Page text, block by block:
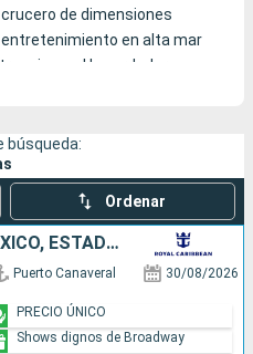
de dimensiones
en alta mar
Un verdadero
el Star of the Seas
crucero inolvidable para toda
búsqueda:
Ordenar
BAHAMAS, HONDURAS, MÉXICO, ESTADOS UNIDOS
Puerto Canaveral 30/08/2026
PRECIO ÚNICO
Shows dignos de Broadway